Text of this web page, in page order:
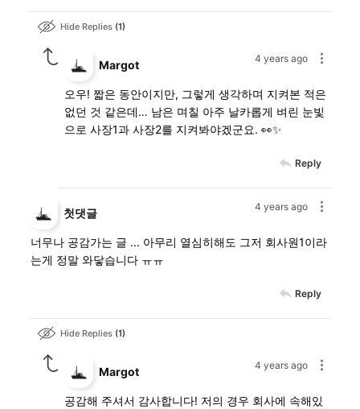
Hide Replies 1
4 years ago
Margot
오우! 짧은 동안이지만, 그렇게 생각하며 지켜본 적은
없던 것 같은데… 남은 며칠 아주 날카롭게 벼린 눈빛
으로 사장1과 사장2를 지켜봐야겠군요. 👀✨
Reply
4 years ago
첫댓글
너무나 공감가는 글 ... 아무리 열심히해도 그저 회사원1이라
는게 정말 와닿습니다 ㅠㅠ
Reply
Hide Replies 1
4 years ago
Margot
공감해 주셔서 감사합니다! 저의 경우 회사에 속해있